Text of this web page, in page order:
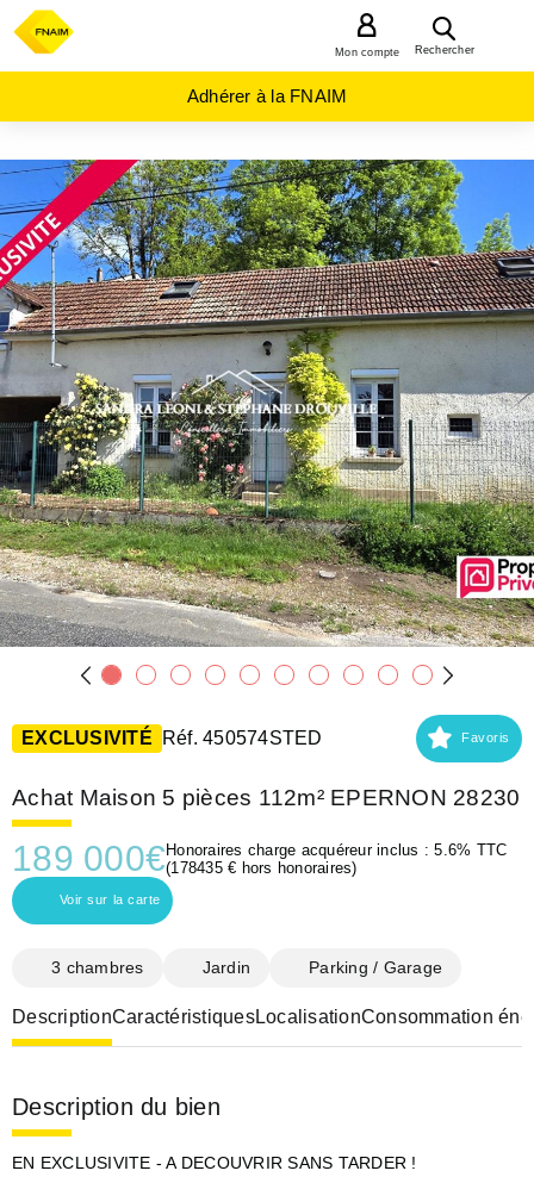
Rechercher
Mon compte
Adhérer à la FNAIM
ACHAT
MAISON
CENTRE-
VAL-DE-
LOIRE
EURE-
ET-
LOIR
(28)
EPERNON
(28230)
EXCLUSIVITÉ Réf. 450574STED Favoris
Achat Maison 5 pièces 112m² EPERNON 28230
189 000€ Honoraires charge acquéreur inclus : 5.6% TTC
(178435 € hors honoraires)
Voir sur la carte
3 chambres Jardin Parking / Garage
DescriptionCaractéristiquesLocalisationConsommation
Description du bien
EN EXCLUSIVITE - A DECOUVRIR SANS TARDER !